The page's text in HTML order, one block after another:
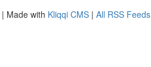
| Made with Kliqqi CMS | All RSS Feeds